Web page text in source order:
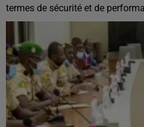
termes de sécurité et de